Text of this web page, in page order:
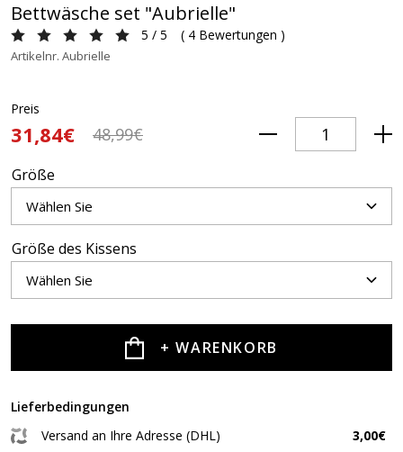
Bettwäsche set "Aubrielle"
5 / 5 ( 4 Bewertungen )
Artikelnr. Aubrielle
Preis
31,84€ 48,99€
Größe
Größe des Kissens
+ WARENKORB
Lieferbedingungen
Versand an Ihre Adresse (DHL)
3,00€